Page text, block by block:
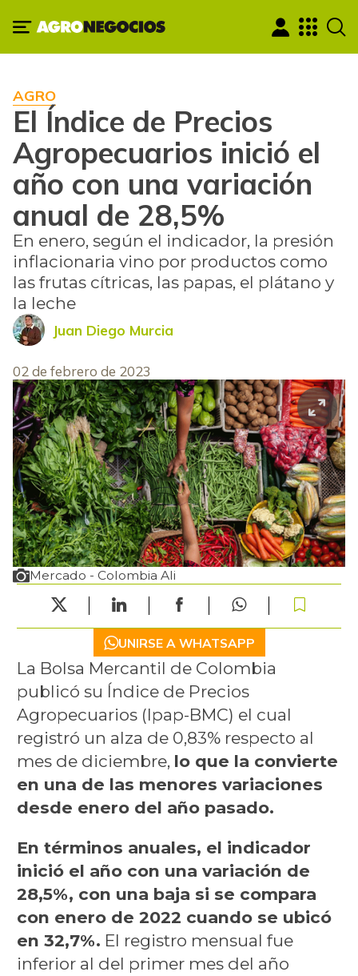
AGRO
El Índice de Precios
Agropecuarios inició el
año con una variación
anual de 28,5%
En enero, según el indicador, la presión
inflacionaria vino por productos como
las frutas cítricas, las papas, el plátano y
la leche
Juan Diego Murcia
02 de febrero de 2023
Mercado - Colombia Ali
UNIRSE A WHATSAPP
La Bolsa Mercantil de Colombia
publicó su Índice de Precios
Agropecuarios (Ipap-BMC) el cual
registró un alza de 0,83% respecto al
mes de diciembre, lo que la convierte
en una de las menores variaciones
desde enero del año pasado.
En términos anuales, el indicador
inició el año con una variación de
28,5%, con una baja si se compara
con enero de 2022 cuando se ubicó
en 32,7%. El registro mensual fue
inferior al del primer mes del año